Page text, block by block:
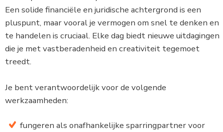
Een solide financiële en juridische achtergrond is een
pluspunt, maar vooral je vermogen om snel te denken en
te handelen is cruciaal. Elke dag biedt nieuwe uitdagingen
die je met vastberadenheid en creativiteit tegemoet
treedt.
Je bent verantwoordelijk voor de volgende
werkzaamheden:
fungeren als onafhankelijke sparringpartner voor